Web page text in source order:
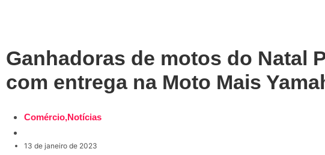
Ganhadoras de motos do Natal
com entrega na Moto Mais
Comércio,Notícias
13 de janeiro de 2023